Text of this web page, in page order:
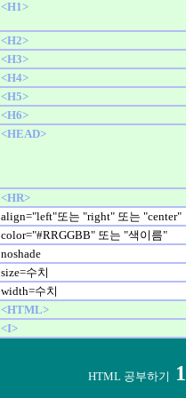
<H1>
<H2>
<H3>
<H4>
<H5>
<H6>
<HEAD>
<HR>
align="left"또는 "right" 또는 "center"
color="#RRGGBB" 또는 "색이름"
noshade
size=수치
width=수치
<HTML>
<I>
HTML 공부하기 1